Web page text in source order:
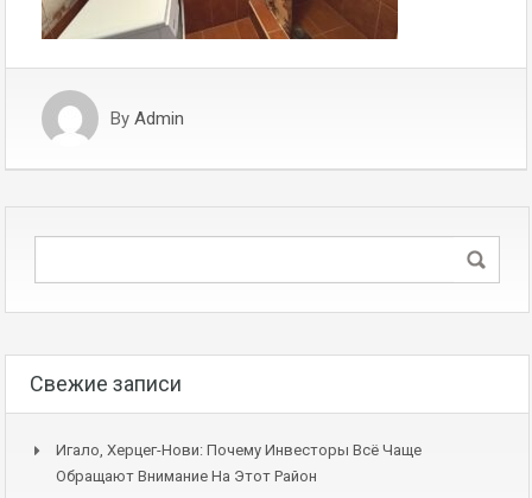
By Admin
Свежие записи
Игало, Херцег-Нови: Почему Инвесторы Всё Чаще
Обращают Внимание На Этот Район